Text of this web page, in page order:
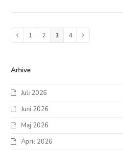
Previous
Page
1 Page
2 Page
3 Page
4
Arhive
Juli 2026
Juni 2026
Maj 2026
April 2026